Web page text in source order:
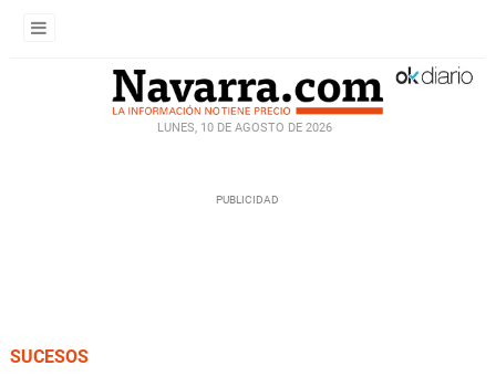
LUNES, 10 DE AGOSTO DE 2026
SUCESOS